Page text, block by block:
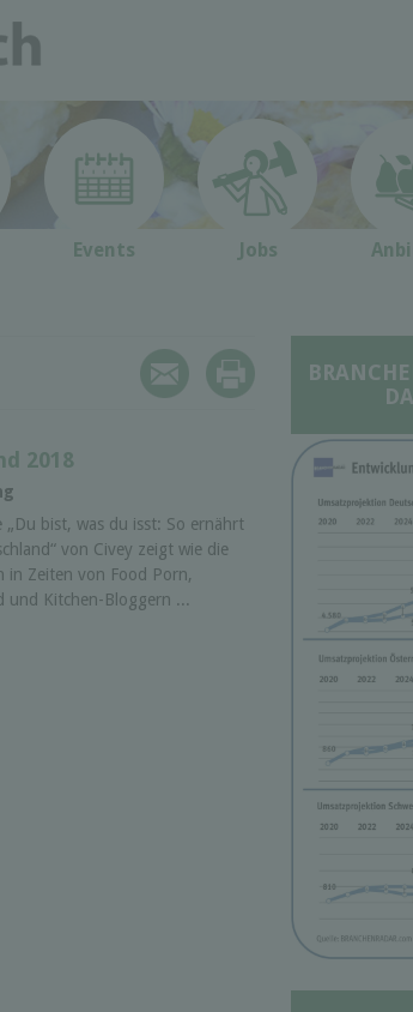
Events Jobs
2018
„Du bist, was du isst: So ernährt
von Civey zeigt wie die
in Zeiten von Food Porn,
und Kitchen-Bloggern ...